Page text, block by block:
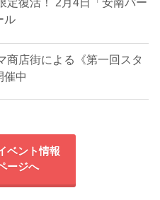
ル
店街による《第一回スタ
催中
ベント情報
ージへ